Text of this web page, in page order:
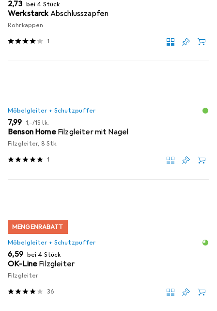
EUR
2,73 bei 4 Stück
WerkstarckAbschlusszapfen
Rohrkappen
1
Möbelgleiter + Schutzpuffer
EUR
7,99 EUR
1,–/1Stk.
Benson Home Filzgleiter mit Nagel
Filzgleiter, 8 Stk.
1
MENGENRABATT
Möbelgleiter + Schutzpuffer
EUR
6,59 bei 4 Stück
OK-Line Filzgleiter
Filzgleiter
36